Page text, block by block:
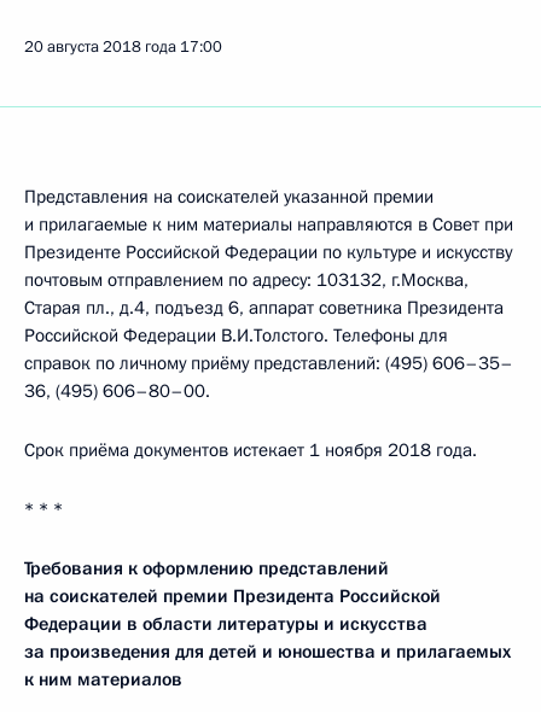
20 августа 2018 года 17:00
Представления на соискателей указанной премии
и прилагаемые к ним материалы направляются в Совет при
Президенте Российской Федерации по культуре и искусству
почтовым отправлением по адресу: 103132, г.Москва,
Старая пл., д.4, подъезд 6, аппарат советника Президента
Российской Федерации В.И.Толстого. Телефоны для
справок по личному приёму представлений: (495) 606–35–
36, (495) 606–80–00.
Срок приёма документов истекает 1 ноября 2018 года.
* * *
Требования к оформлению представлений
на соискателей премии Президента Российской
Федерации в области литературы и искусства
за произведения для детей и юношества и прилагаемых
к ним материалов